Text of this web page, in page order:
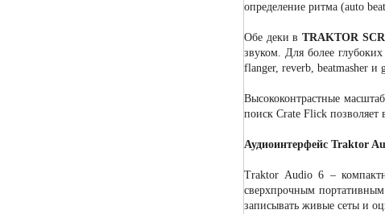
определение ритма (auto
Обе деки вTRAKTOR
звуком. Для более
flanger, reverb, beatmasher и
Высококонтрастные
поиск Crate Flick
Аудиоинтерфейс Traktor
Traktor Audio 6 –
сверхпрочным
записывать живые сеты и